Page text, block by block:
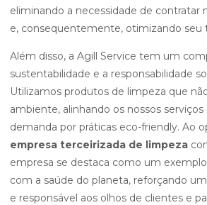
eliminando a necessidade de contratar
e, consequentemente, otimizando seu
Além disso, a Agill Service tem um
sustentabilidade e a responsabilidade
Utilizamos produtos de limpeza que
ambiente, alinhando os nossos
demanda por práticas eco-friendly. Ao
empresa terceirizada de limpeza
empresa se destaca como um
com a saúde do planeta, reforçando
e responsável aos olhos de clientes e